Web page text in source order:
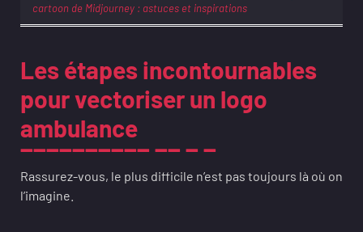
cartoon de Midjourney : astuces et inspirations
Les étapes incontournables
pour vectoriser un logo
ambulance
Rassurez-vous, le plus difficile n’est pas toujours là où on
l’imagine.